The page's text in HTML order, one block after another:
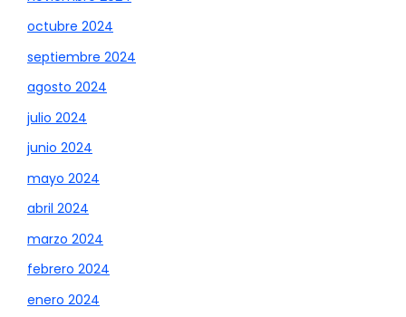
octubre 2024
septiembre 2024
agosto 2024
julio 2024
junio 2024
mayo 2024
abril 2024
marzo 2024
febrero 2024
enero 2024